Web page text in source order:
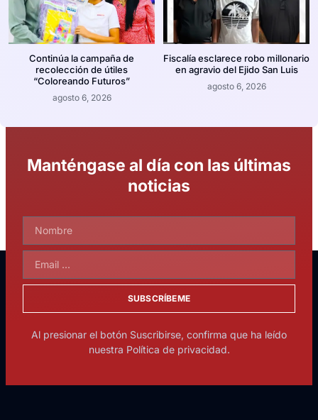
Continúa la campaña de
recolección de útiles
“Coloreando Futuros”
agosto 6, 2026
Fiscalía esclarece robo millonario
en agravio del Ejido San Luis
agosto 6, 2026
Manténgase al día con las últimas
noticias
SUBSCRÍBEME
Al presionar el botón Suscribirse, confirma que ha leído
nuestra Política de privacidad.